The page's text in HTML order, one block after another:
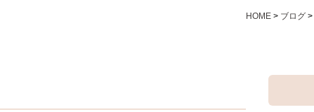
HOME > ブログ >